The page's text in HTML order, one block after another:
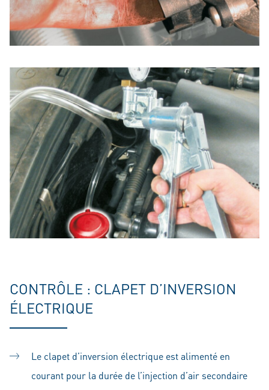
CONTRÔLE : CLAPET D’INVERSION
ÉLECTRIQUE
Le clapet d’inversion électrique est alimenté en
courant pour la durée de l’injection d’air secondaire